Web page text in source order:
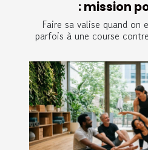
: mission
Faire sa valise quand on
parfois à une course